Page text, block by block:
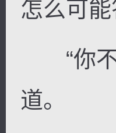
怎么可能
“你不
道。